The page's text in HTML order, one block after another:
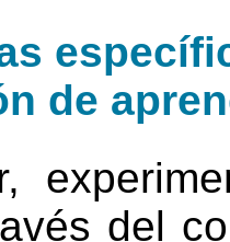
de
del